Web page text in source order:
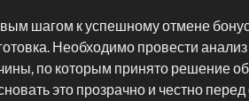
шагом к успешному отмене
Необходимо провести
по которым принято решение
это прозрачно и честно